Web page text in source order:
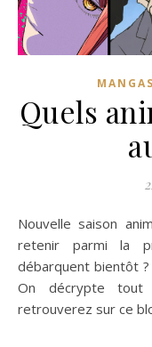
Quels
Nouvelle saison animée, nouvelle vidéo d'analyse ! Que
retenir parmi la
débarquent bientôt ?
On décrypte tout
retrouverez sur ce